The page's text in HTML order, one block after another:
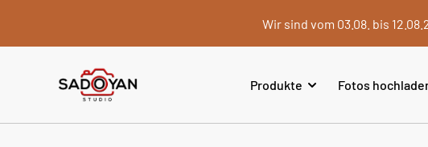
Wir sind vom 03.08. bis
Produkte Fotos